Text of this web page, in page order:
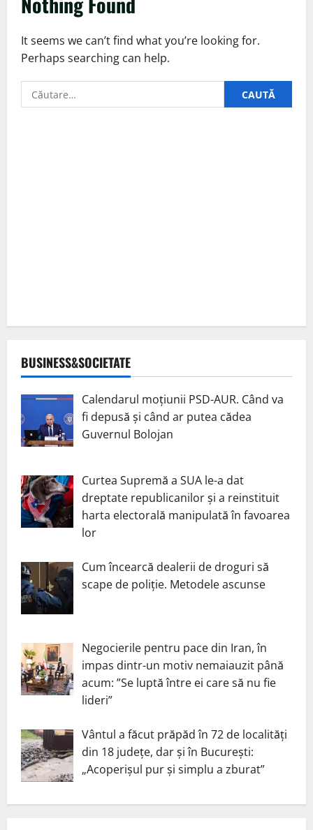
It seems we can’t find what you’re looking for.
Perhaps searching can help.
Caută
după:
BUSINESS&SOCIETATE
Calendarul moțiunii PSD-AUR. Când va
fi depusă și când ar putea cădea
Guvernul Bolojan
Curtea Supremă a SUA le-a dat
dreptate republicanilor și a reinstituit
harta electorală manipulată în favoarea
lor
Cum încearcă dealerii de droguri să
scape de poliție. Metodele ascunse
Negocierile pentru pace din Iran, în
impas dintr-un motiv nemaiauzit până
acum: ”Se luptă între ei care să nu fie
lideri”
Vântul a făcut prăpăd în 72 de localități
din 18 județe, dar și în București:
„Acoperișul pur și simplu a zburat”